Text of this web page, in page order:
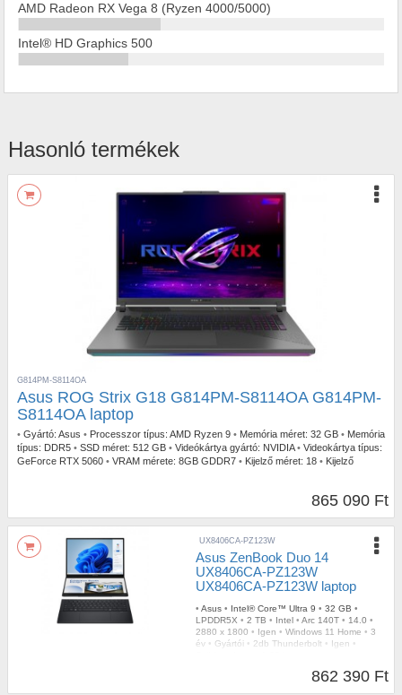
AMD Radeon RX Vega 8 (Ryzen 4000/5000)
Intel® HD Graphics 500
Hasonló termékek
G814PM-S8114OA
Asus ROG Strix G18 G814PM-S8114OA G814PM-
S8114OA laptop
• Gyártó: Asus • Processzor típus: AMD Ryzen 9 • Memória méret: 32 GB • Memória
típus: DDR5 • SSD méret: 512 GB • Videókártya gyártó: NVIDIA • Videokártya típus:
GeForce RTX 5060 • VRAM mérete: 8GB GDDR7 • Kijelző méret: 18 • Kijelző
865 090 Ft
UX8406CA-PZ123W
Asus ZenBook Duo 14
UX8406CA-PZ123W
UX8406CA-PZ123W laptop
• Asus • Intel® Core™ Ultra 9 • 32 GB •
LPDDR5X • 2 TB • Intel • Arc 140T • 14.0 •
2880 x 1800 • Igen • Windows 11 Home • 3
év • Gyártói • 2db Thunderbolt • Igen •
862 390 Ft